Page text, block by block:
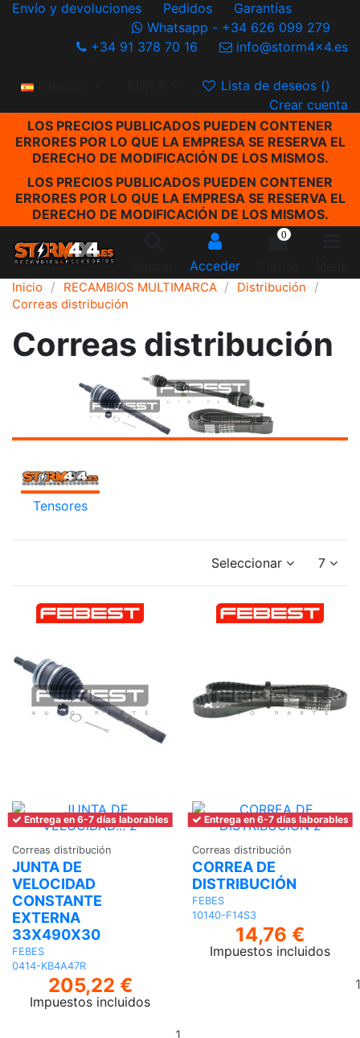
Envío y devoluciones Pedidos
Garantías
Whatsapp - +34 626 099 279
+34 91 378 70 16
info@storm4x4.es
Español Lista de deseos ()
Crear cuenta
LOS PRECIOS PUBLICADOS PUEDEN CONTENER
ERRORES POR LO QUE LA EMPRESA SE RESERVA EL
DERECHO DE MODIFICACIÓN DE LOS MISMOS.
LOS PRECIOS PUBLICADOS PUEDEN CONTENER
ERRORES POR LO QUE LA EMPRESA SE RESERVA EL
DERECHO DE MODIFICACIÓN DE LOS MISMOS.
Acceder
0
Inicio RECAMBIOS MULTIMARCA
Distribución
Correas distribución
Correas distribución
Tensores
Seleccionar 7
Entrega en 6-7 días laborables
Correas distribución
JUNTA DE
VELOCIDAD
CONSTANTE
EXTERNA
33X490X30
FEBES
0414-KB4A47R
205,22 €
Impuestos incluidos
Entrega en 6-7 días laborables
Correas distribución
CORREA DE
DISTRIBUCIÓN
FEBES
10140-F14S3
14,76 €
Impuestos incluidos